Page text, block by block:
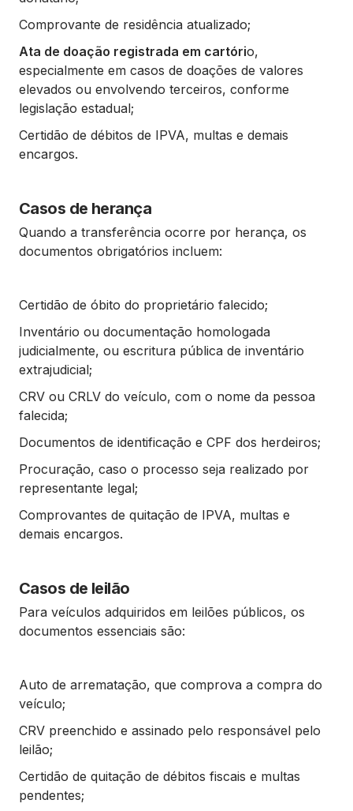
Comprovante de residência atualizado;
Ata de doação registrada em cartório,
especialmente em casos de doações de valores
elevados ou envolvendo terceiros, conforme
legislação estadual;
Certidão de débitos de IPVA, multas e demais
encargos.
Casos de herança
Quando a transferência ocorre por herança, os
documentos obrigatórios incluem:
Certidão de óbito do proprietário falecido;
Inventário ou documentação homologada
judicialmente, ou escritura pública de inventário
extrajudicial;
CRV ou CRLV do veículo, com o nome da pessoa
falecida;
Documentos de identificação e CPF dos herdeiros;
Procuração, caso o processo seja realizado por
representante legal;
Comprovantes de quitação de IPVA, multas e
demais encargos.
Casos de leilão
Para veículos adquiridos em leilões públicos, os
documentos essenciais são:
Auto de arrematação, que comprova a compra do
veículo;
CRV preenchido e assinado pelo responsável pelo
leilão;
Certidão de quitação de débitos fiscais e multas
pendentes;